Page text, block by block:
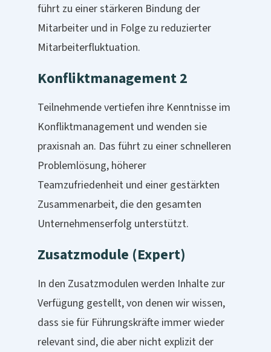
führt zu einer stärkeren Bindung der
Mitarbeiter und in Folge zu reduzierter
Mitarbeiterfluktuation.
Konfliktmanagement 2
Teilnehmende vertiefen ihre Kenntnisse im
Konfliktmanagement und wenden sie
praxisnah an. Das führt zu einer schnelleren
Problemlösung, höherer
Teamzufriedenheit und einer gestärkten
Zusammenarbeit, die den gesamten
Unternehmenserfolg unterstützt.
Zusatzmodule (Expert)
In den Zusatzmodulen werden Inhalte zur
Verfügung gestellt, von denen wir wissen,
dass sie für Führungskräfte immer wieder
relevant sind, die aber nicht explizit der